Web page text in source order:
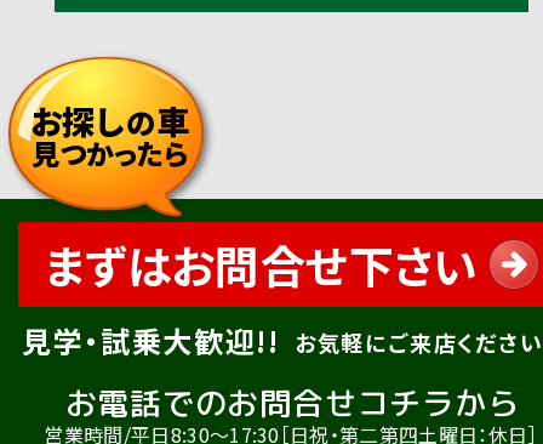
お探しの車
見つかったら
まずはお問合せ下さい
見学・試乗大歓迎!! お気軽にご来店ください
お電話でのお問合せコチラから
営業時間/平日8:30〜17:30［日祝・第二第四土曜日：休日］